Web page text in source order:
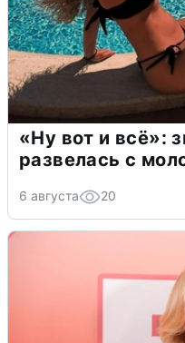
«Ну вот и всё»:
развелась с
6 августа 20